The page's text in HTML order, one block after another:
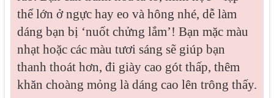
thể lớn ở ngực hay eo và hông nhé, dễ làm
dáng bạn bị ‘nuốt chửng lắm’! Bạn mặc màu
nhạt hoặc các màu tươi sáng sẽ giúp bạn
thanh thoát hơn, đi giày cao gót thấp, thêm
khăn choàng mỏng là dáng cao lên trông thấy.